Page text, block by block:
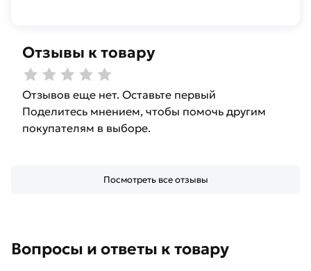
Отзывы к товару
Отзывов еще нет. Оставьте первый
Поделитесь мнением, чтобы помочь другим
покупателям в выборе.
Посмотреть все отзывы
Вопросы и ответы к товару